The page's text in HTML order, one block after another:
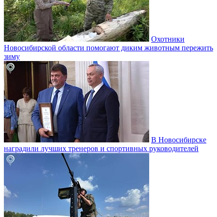
Охотники
Новосибирской области помогают диким животным пережить
зиму
В Новосибирске
наградили лучших тренеров и спортивных руководителей